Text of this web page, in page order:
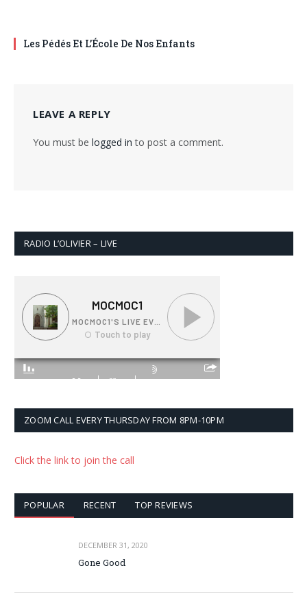
Les Pédés Et L’École De Nos Enfants
LEAVE A REPLY
You must be logged in to post a comment.
RADIO L’OLIVIER – LIVE
ZOOM CALL EVERY THURSDAY FROM 8PM-10PM
Click the link to join the call
POPULAR RECENT TOP REVIEWS
DECEMBER 31, 2020
Gone Good